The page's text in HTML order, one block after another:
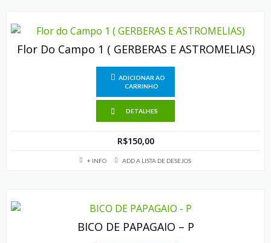
Flor Do Campo 1 ( GERBERAS E ASTROMELIAS)
ADICIONAR AO
CARRINHO
DETALHES
R$150,00
+ INFO ADD A LISTA DE DESEJOS
BICO DE PAPAGAIO – P